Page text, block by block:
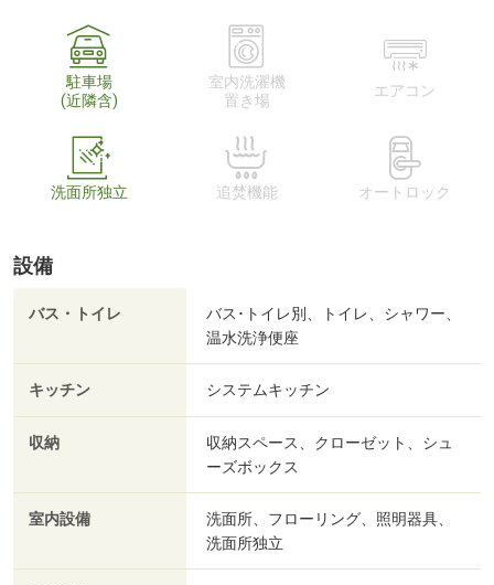
駐車場
(近隣含)
室内洗濯機
置き場
エアコン
洗面所独立 追焚機能 オートロック
設備
バス・トイレ
バス･トイレ別、トイレ、シャワー、
温水洗浄便座
キッチン システムキッチン
収納
収納スペース、クローゼット、シュ
ーズボックス
室内設備
洗面所、フローリング、照明器具、
洗面所独立